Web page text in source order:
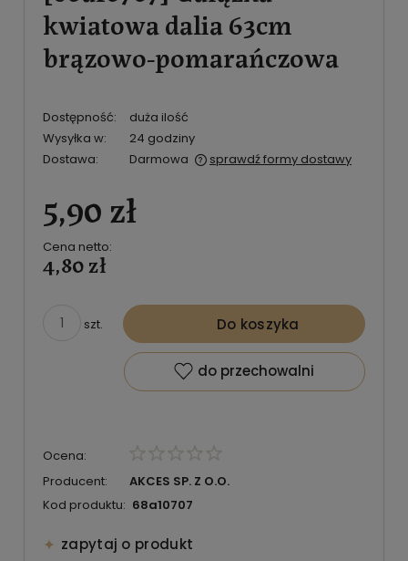
kwiatowa dalia 63cm
brązowo-pomarańczowa
Dostępność:
duża ilość
Wysyłka w:
24 godziny
Dostawa:
Darmowa
sprawdź formy dostawy
5,90 zł
Cena netto:
4,80 zł
szt. Do koszyka
do przechowalni
Ocena:
Producent:
AKCES SP. Z O.O.
Kod produktu: 68a10707
zapytaj o produkt